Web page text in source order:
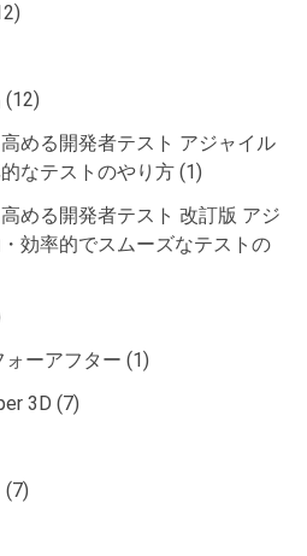
(12)
める開発者テスト アジャイル
なテストのやり方 (1)
める開発者テスト 改訂版 アジ
効率的でスムーズなテストの
ーアフター (1)
3D (7)
(7)